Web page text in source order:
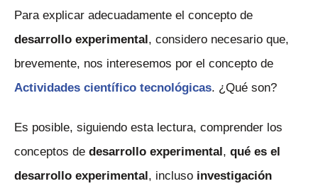
Para explicar adecuadamente el concepto de
desarrollo experimental, considero necesario que,
brevemente, nos interesemos por el concepto de
Actividades científico tecnológicas. ¿Qué son?
Es posible, siguiendo esta lectura, comprender los
conceptos de desarrollo experimental, qué es el
desarrollo experimental, incluso investigación